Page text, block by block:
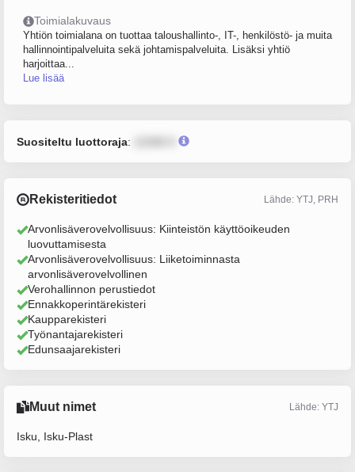
Toimialakuvaus
Yhtiön toimialana on tuottaa taloushallinto-, IT-, henkilöstö- ja muita
hallinnointipalveluita sekä johtamispalveluita. Lisäksi yhtiö
harjoittaa...
Lue lisää
Suositeltu luottoraja:
Rekisteritiedot Lähde: YTJ, PRH
Arvonlisäverovelvollisuus: Kiinteistön käyttöoikeuden
luovuttamisesta
Arvonlisäverovelvollisuus: Liiketoiminnasta
arvonlisäverovelvollinen
Verohallinnon perustiedot
Ennakkoperintärekisteri
Kaupparekisteri
Työnantajarekisteri
Edunsaajarekisteri
Muut nimet Lähde: YTJ
Isku, Isku-Plast